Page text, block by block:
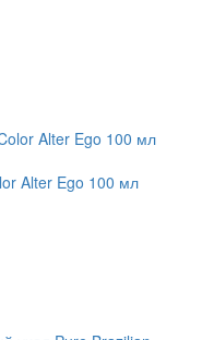
Alter Ego 100 мл